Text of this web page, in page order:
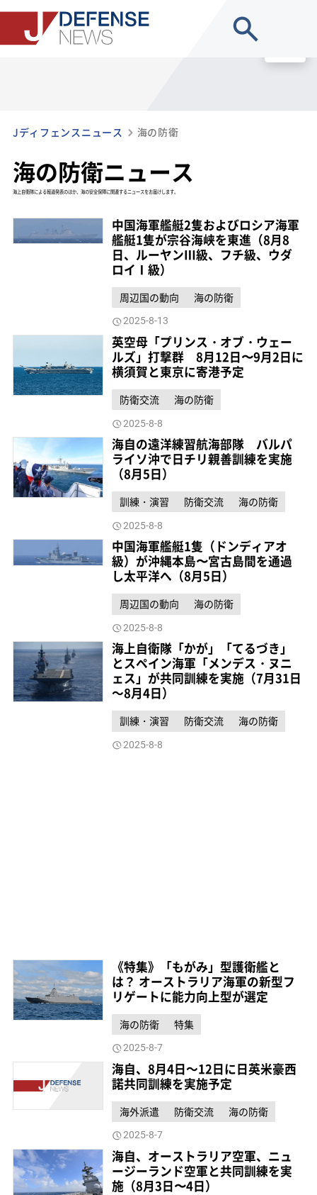
Jディフェンスニュース 海の防衛
海の防衛ニュース
海上自衛隊による報道発表のほか、海の安全保障に関連するニュースをお届けします。
中国海軍艦艇2隻およびロシア海軍
艦艇1隻が宗谷海峡を東進（8月8
日、ルーヤンⅢ級、フチ級、ウダ
ロイⅠ級）
周辺国の動向 海の防衛
2025-8-13
英空母「プリンス・オブ・ウェー
ルズ」打撃群 8月12日〜9月2日に
横須賀と東京に寄港予定
防衛交流 海の防衛
2025-8-8
海自の遠洋練習航海部隊 バルパ
ライソ沖で日チリ親善訓練を実施
（8月5日）
訓練・演習 防衛交流 海の防衛
2025-8-8
中国海軍艦艇1隻（ドンディアオ
級）が沖縄本島〜宮古島間を通過
し太平洋へ（8月5日）
周辺国の動向 海の防衛
2025-8-8
海上自衛隊「かが」「てるづき」
とスペイン海軍「メンデス・ヌニ
ェス」が共同訓練を実施（7月31日
～8月4日）
訓練・演習 防衛交流 海の防衛
2025-8-8
《特集》「もがみ」型護衛艦と
は？ オーストラリア海軍の新型フ
リゲートに能力向上型が選定
海の防衛 特集
2025-8-7
海自、8月4日～12日に日英米豪西
諾共同訓練を実施予定
海外派遣 防衛交流 海の防衛
2025-8-7
海自、オーストラリア空軍、ニュ
ージーランド空軍と共同訓練を実
施（8月3日〜4日）